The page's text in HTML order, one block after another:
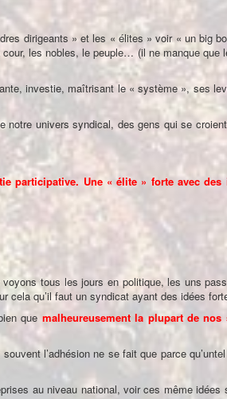
dirigeants » et les « élites » voir « un big
les nobles, le peuple… (il ne manque
investie, maîtrisant le « système », ses
notre univers syndical, des gens qui se
participative. Une « élite » forte avec des
tous les jours en politique, les uns
cela qu’il faut un syndicat ayant des idées
que malheureusement la plupart de nos
l’adhésion ne se fait que parce
au niveau national, voir ces même idées